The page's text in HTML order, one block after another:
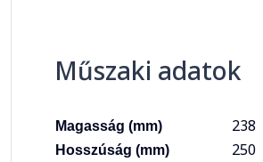
Műszaki adatok
Magasság (mm) 238
Hosszúság (mm) 250